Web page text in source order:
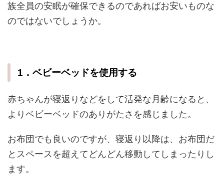
族全員の安眠が確保できるのであればお安いものな
のではないでしょうか。
1．ベビーベッドを使用する
赤ちゃんが寝返りなどをして活発な月齢になると、
よりベビーベッドのありがたさを感じました。
お布団でも良いのですが、寝返り以降は、お布団だ
とスペースを超えてどんどん移動してしまったりし
ます。